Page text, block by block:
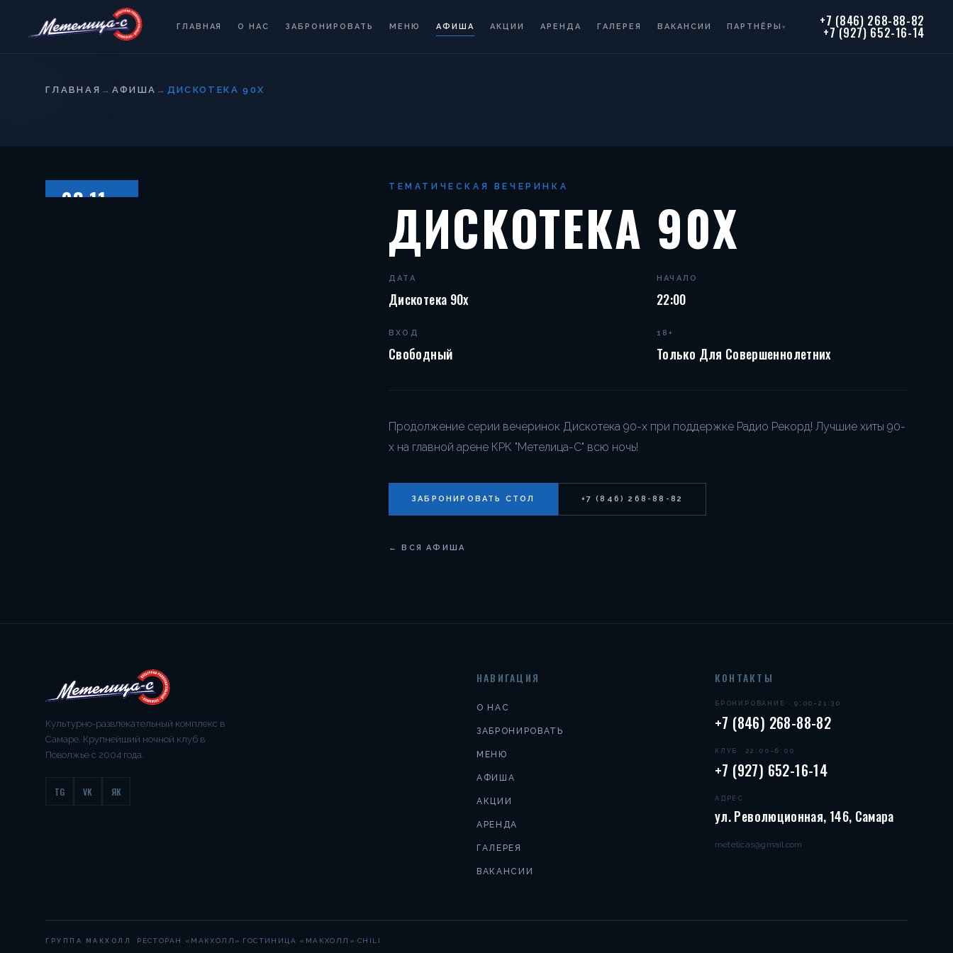
ГЛАВНАЯ О НАС ЗАБРОНИРОВАТЬ МЕНЮ АФИША АКЦИИ АРЕНДА ГАЛЕРЕЯ ВАКАНСИИ ПАРТНЁРЫ▾ +7 (846) 268-88-82
+7 (927) 652-16-14
ГЛАВНАЯ → АФИША → ДИСКОТЕКА 90Х
03.11 ТЕМАТИЧЕСКАЯ ВЕЧЕРИНКА
ДИСКОТЕКА 90Х
ДАТА
Дискотека 90х
НАЧАЛО
22:00
ВХОД
Свободный
18+
Только Для Совершеннолетних
Продолжение серии вечеринок Дискотека 90-х при поддержке Радио Рекорд! Лучшие хиты 90-
х на главной арене КРК "Метелица-С" всю ночь!
ЗАБРОНИРОВАТЬ СТОЛ +7 (846) 268-88-82
← ВСЯ АФИША
Культурно-развлекательный комплекс в
Самаре. Крупнейший ночной клуб в
Поволжье с 2004 года.
TG VK ЯК
НАВИГАЦИЯ
О НАС
ЗАБРОНИРОВАТЬ
МЕНЮ
АФИША
АКЦИИ
АРЕНДА
ГАЛЕРЕЯ
ВАКАНСИИ
КОНТАКТЫ
БРОНИРОВАНИЕ · 9:00–21:30
+7 (846) 268-88-82
КЛУБ · 22:00–6:00
+7 (927) 652-16-14
АДРЕС
ул. Революционная, 146, Самара
metelicas@gmail.com
ГРУППА МАКХОЛЛ РЕСТОРАН «МАКХОЛЛ» ·ГОСТИНИЦА «МАКХОЛЛ» ·CHILI